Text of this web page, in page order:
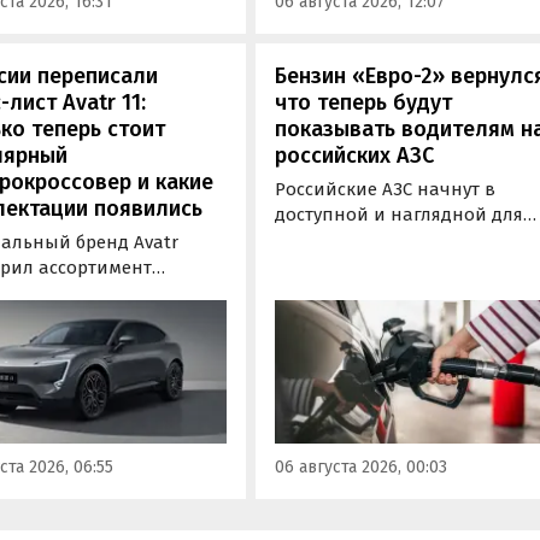
заряжаться от 30 до 80% всего
переписали
лист Avatr 11:
теперь стоит
и какие
появились
бренд Avatr
ассортимент
Avatr 11 в России
2026 года. Вместе с
его прайс-листа
единственное
исполнение,
цена модели
на 760 тыс. рублей,
2026, 06:55
Бензин «Евро-2»
что теперь будут
показывать водителям
российских АЗС
Российские АЗС начнут в
доступной и наглядной для
отпускаемого топлива. Это
позволит автовладельцам
осознанно выбрать топливо
определенного класса — от
«Евро-2» до «Евро-5»,
сообщили в Минэнерго РФ.
06 августа 2026, 00:03